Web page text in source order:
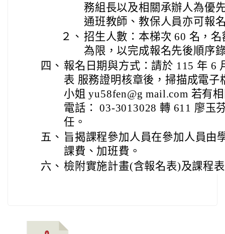
務組長以及相關承辦人為優
通班教師、教保人員亦可報
２、 招生人數：本梯次 60 名，
為限，以完成報名先後順序
四、 報名日期與方式：請於 115 年 6
表 服務證明核章後，掃描成電
小姐 yu58fen@g mail.com 若有
電話： 03-3013028 轉 611 廖玉
任。
五、 旨揭課程參加人員在參加人員由
課費、加班費。
六、 檢附實施計畫(含報名表)及課程